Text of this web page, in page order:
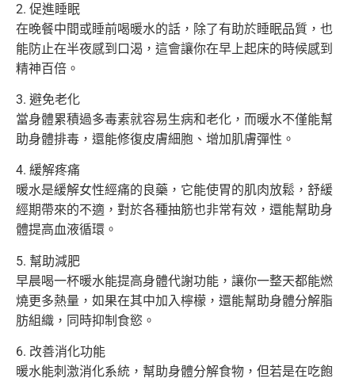
2. 促進睡眠
在晚餐中間或睡前喝暖水的話，除了有助於睡眠品質，也
能防止在半夜感到口渴，這會讓你在早上起床的時候感到
精神百倍。
3. 避免老化
當身體累積過多毒素就容易生病和老化，而暖水不僅能幫
助身體排毒 ，還能修復皮膚細胞、增加肌膚彈性。
4. 緩解疼痛
暖水是緩解女性經痛的良藥，它能使胃的肌肉放鬆，舒緩
經期帶來的不適，對於各種抽筋也非常有效，還能幫助身
體提高血液循環。
5. 幫助減肥
早晨喝一杯暖水能提高身體代謝功能，讓你一整天都能燃
燒更多熱量 ，如果在其中加入檸檬，還能幫助身體分解脂
肪組織， 同時抑制食慾。
6. 改善消化功能
暖水能刺激消化系統，幫助身體分解食物，但若是在吃飽